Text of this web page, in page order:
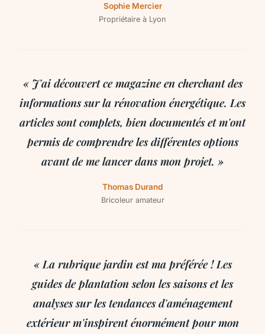
Sophie Mercier
Propriétaire à Lyon
« J'ai découvert ce magazine en cherchant des
informations sur la rénovation énergétique. Les
articles sont complets, bien documentés et m'ont
permis de comprendre les différentes options
avant de me lancer dans mon projet. »
Thomas Durand
Bricoleur amateur
« La rubrique jardin est ma préférée ! Les
guides de plantation selon les saisons et les
analyses sur les tendances d'aménagement
extérieur m'inspirent énormément pour mon